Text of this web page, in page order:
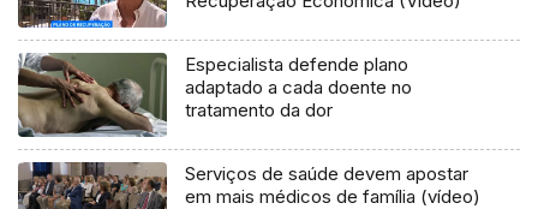
Especialista defende plano
adaptado a cada doente no
tratamento da dor
Serviços de saúde devem apostar
em mais médicos de família (vídeo)